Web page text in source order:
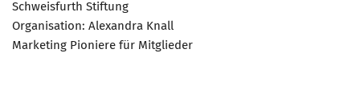
Schweisfurth Stiftung
Organisation: Alexandra Knall
Marketing Pioniere für Mitglieder